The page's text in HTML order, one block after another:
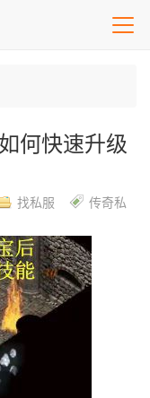
何快速升级
找私服
传奇私